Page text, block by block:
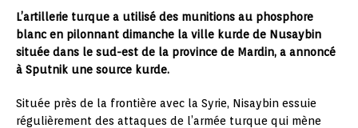
L’artillerie turque a utilisé des munitions au phosphore
blanc en pilonnant dimanche la ville kurde de Nusaybin
située dans le sud-est de la province de Mardin, a annoncé
à Sputnik une source kurde.
Située près de la frontière avec la Syrie, Nisaybin essuie
régulièrement des attaques de l’armée turque qui mène